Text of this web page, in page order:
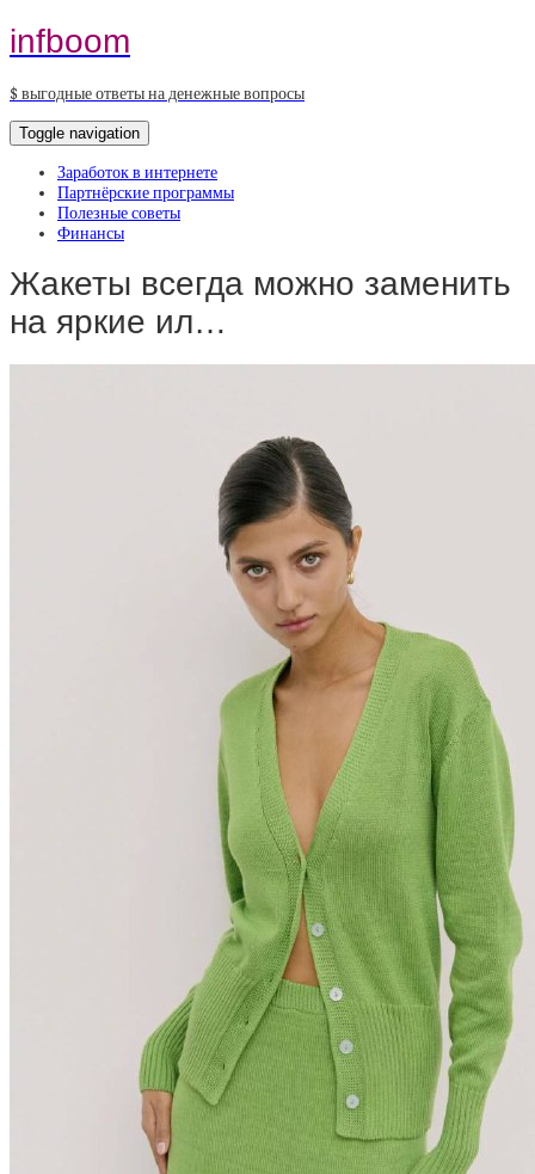
infboom
$ выгодные ответы на денежные вопросы
Toggle navigation
Заработок в интернете
Партнёрские программы
Полезные советы
Финансы
Жакеты всегда можно заменить
на яркие ил…